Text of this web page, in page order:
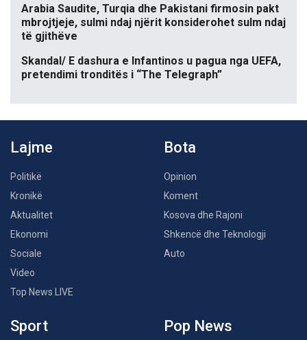
Arabia Saudite, Turqia dhe Pakistani firmosin pakt
mbrojtjeje, sulmi ndaj njërit konsiderohet sulm ndaj
të gjithëve
Skandal/ E dashura e Infantinos u pagua nga UEFA,
pretendimi tronditës i “The Telegraph”
Lajme
Politikë
Kronikë
Aktualitet
Ekonomi
Sociale
Video
Top News LIVE
Bota
Opinion
Koment
Kosova dhe Rajoni
Shkencë dhe Teknologji
Auto
Sport Pop News